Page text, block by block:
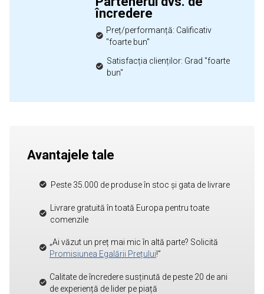
încredere
Preț/performanță: Calificativ
"foarte bun"
Satisfacția clienților: Grad "foarte
bun"
Avantajele tale
Peste 35.000 de produse în stoc și gata de livrare
Livrare gratuită în toată Europa pentru toate
comenzile
„Ai văzut un preț mai mic în altă parte? Solicită
Promisiunea Egalării Prețului!”
Calitate de încredere susținută de peste 20 de ani
de experiență de lider pe piață